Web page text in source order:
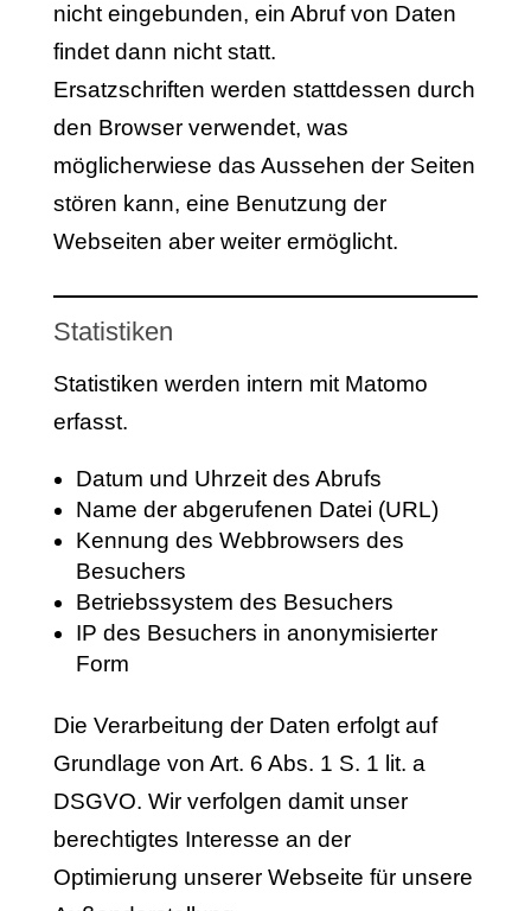
nicht eingebunden, ein Abruf von Daten
findet dann nicht statt.
Ersatzschriften werden stattdessen durch
den Browser verwendet, was
möglicherwiese das Aussehen der Seiten
stören kann, eine Benutzung der
Webseiten aber weiter ermöglicht.
Statistiken
Statistiken werden intern mit Matomo
erfasst.
Datum und Uhrzeit des Abrufs
Name der abgerufenen Datei (URL)
Kennung des Webbrowsers des
Besuchers
Betriebssystem des Besuchers
IP des Besuchers in anonymisierter
Form
Die Verarbeitung der Daten erfolgt auf
Grundlage von Art. 6 Abs. 1 S. 1 lit. a
DSGVO. Wir verfolgen damit unser
berechtigtes Interesse an der
Optimierung unserer Webseite für unsere